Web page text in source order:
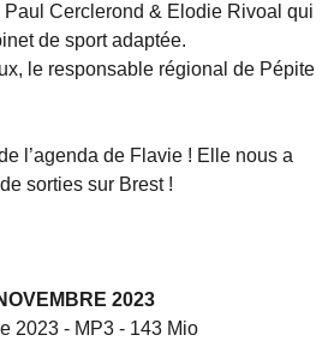
Paul Cerclerond & Elodie Rivoal qui
de sport adaptée.
le responsable régional de Pépite
l’agenda de Flavie ! Elle nous a
sorties sur Brest !
2023
2023 - MP3 - 143 Mio